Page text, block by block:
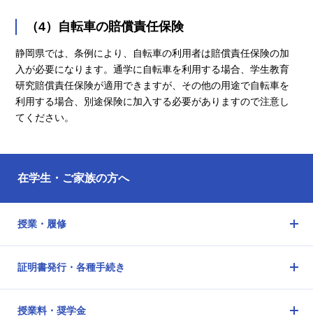
（4）自転車の賠償責任保険
静岡県では、条例により、自転車の利用者は賠償責任保険の加
入が必要になります。通学に自転車を利用する場合、学生教育
研究賠償責任保険が適用できますが、その他の用途で自転車を
利用する場合、別途保険に加入する必要がありますので注意し
てください。
在学生・ご家族の方へ
授業・履修
ュ
ー
証明書発行・各種手続き
ュ
授業料・奨学金